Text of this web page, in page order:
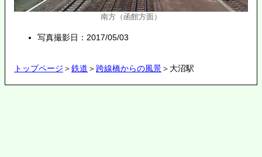
南方（函館方面）
写真撮影日：2017/05/03
トップページ ＞鉄道 ＞跨線橋からの風景＞大沼駅